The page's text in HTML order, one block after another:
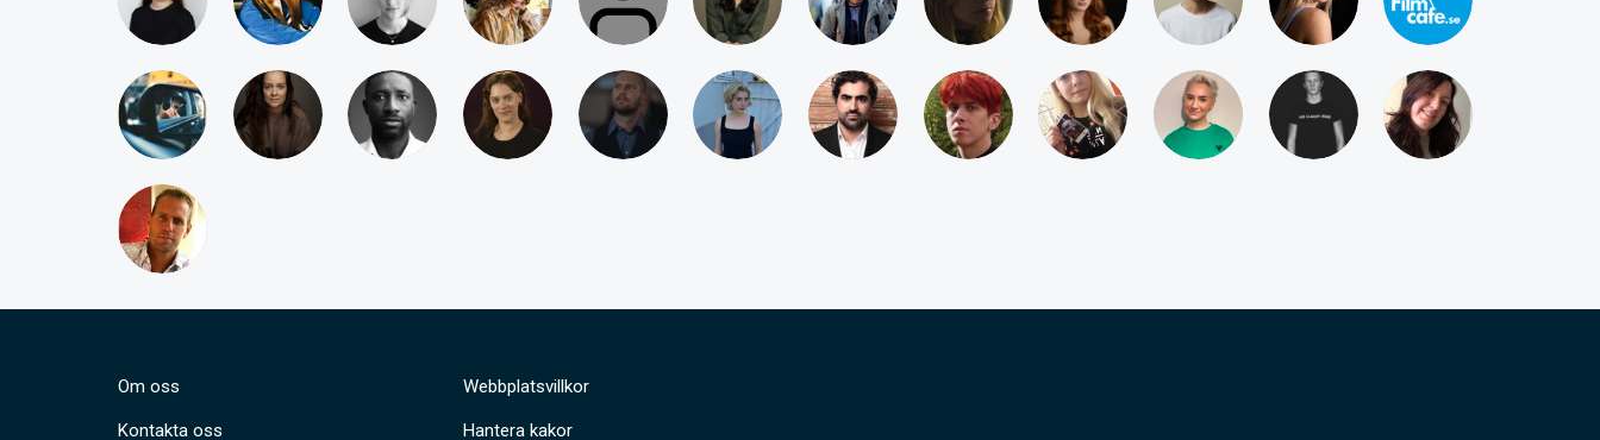
Om oss
Kontakta oss
Webbplatsvillkor
Hantera kakor